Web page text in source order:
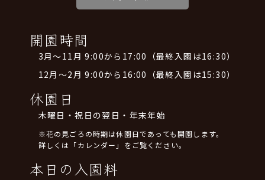
開園時間
3月～11月 9:00から17:00（最終入園は16:30）
12月～2月 9:00から16:00（最終入園は15:30）
休園日
木曜日・祝日の翌日・年末年始
※花の見ごろの時期は休園日であっても開園します。
詳しくは「カレンダー」をご覧ください。
本日の入園料